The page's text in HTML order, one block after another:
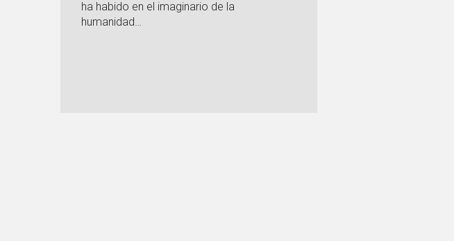
ha habido en el imaginario de la
humanidad…